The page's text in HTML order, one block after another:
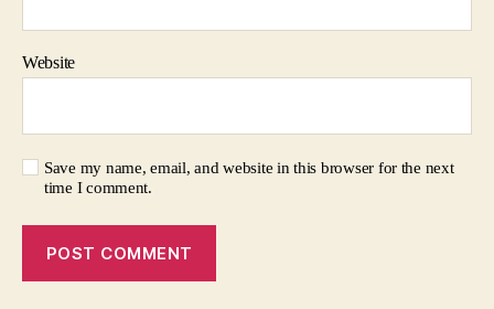
Website
Save my name, email, and website in this browser for the next
time I comment.